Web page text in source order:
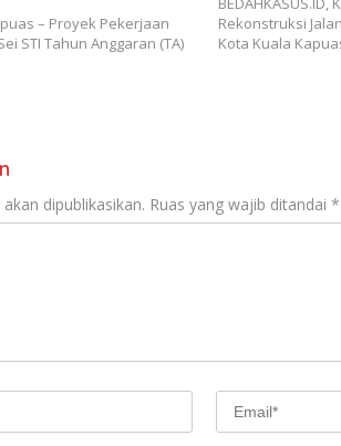
– Proyek Pekerjaan
STI Tahun Anggaran (TA)
Rekonstruksi
Kota Kuala
dipublikasikan. Ruas yang wajib ditandai *